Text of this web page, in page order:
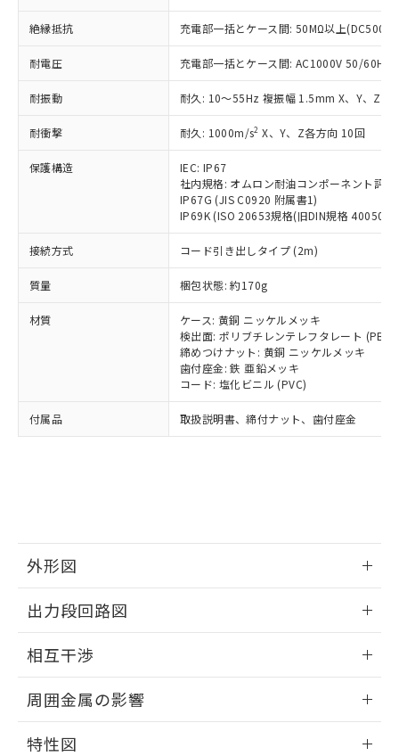
絶縁抵抗 充電部一括とケース間: 50MΩ以上(DC500V
耐電圧 充電部一括とケース間: AC1000V 50/60Hz
耐振動 耐久: 10～55Hz 複振幅 1.5mm X、Y、Z各
耐衝撃 耐久: 1000m/s2 X、Y、Z各方向 10回
保護構造
IEC: IP67
社内規格: オムロン耐油コンポーネント評
IP67G (JIS C0920 附属書1)
IP69K (ISO 20653規格(旧DIN規格 40050
接続方式 コード引き出しタイプ (2m)
質量 梱包状態: 約170g
材質
ケース: 黄銅 ニッケルメッキ
検出面: ポリブチレンテレフタレート (PBT)
締めつけナット: 黄銅 ニッケルメッキ
歯付座金: 鉄 亜鉛メッキ
コード: 塩化ビニル (PVC)
付属品 取扱説明書、締付ナット、歯付座金
外形図
外形図
出力段回路図
出力段回路図
相互干渉
相互干渉
周囲金属の影響
特性図
ことをご了承ください。
在庫状況および標準価格照会結果は、
記載している更新日時点での社内デー
タに基づき作成されるものであり、閲
覧された時点での実際の在庫および標
準価格とは異なる場合があることをご
了承ください。
正式な納期状況および標準価格はお客
様のお取引先、またはお客様担当のオ
ムロン制御機器販売店・当社販売員に
ご相談ください。
オムロン制御機器販売店や当社販売拠
販売ネットワーク
」をご確認
在庫状況および標準価格結果を当社の
事前の承諾なく第三者に漏洩または開
示しないようお願いします。
マイパーツ機能（部品リスト作成サー
ビス）をご利用いただくには、I-Web
メンバーズにご登録されている必要が
お客様が当ウェブサイト上で当社にご
登録された部品リストについて、当社
の共同利用に関して"
の「1.共同利
いたものが、含有品と判明した場合などや
むを得ず変更することがあります。
*EU RoHS指令（10物質）：
鉛(Pb) 1000ppm以下、 水銀(Hg) 1000ppm以下、 カド
ミウム(Cd) 100ppm以下、
六価クロム(Cr(Ⅵ)) 1000ppm以下、ポリ臭化ビフェニル
類(PBB) 1000ppm以下、ポリ臭化ジフェニルエーテル類
(PBDE) 1000ppm以下、フタル酸ビス(2-エチルヘキシ
ル) (DEHP)(別名：DOP) 1000ppm以下、フタル酸ブチ
ルベンジル（BBP） 1000ppm以下、フタル酸ジブチル
（DBP） 1000ppm以下、フタル酸ジイソブチル
但し、RoHS指令で産業用監視および制御機器に対する
フタル酸エステル類の４物質については閾値を超える意
部品在庫の切り替え状況などにより、予定
月が前後することがあります。
※3 非含有証明書ダウンロード
※本証明書は発行日時点で非含有を証明す
るもので、過去に遡って非含有を証明する
ものではありません。
また、RoHS指令のフタル酸エステル類４
物質の対応では、対応完了までの期間は出
荷製品に未対応品が混在することから備考
欄に対応日を記載しておりました。
していることから、特段のことがない限
り、2022年1月12日より割愛しておりま
す。
基準値を超えていることを示します。
「－」：未確認です。当社販売部門へお問
い合わせください。
*中国RoHS10物質の基準値 (GB/T26572)：
Pb(鉛) :1000ppm、 Hg(水銀) : 1000ppm、 Cd(カドミウ
Cr(Ⅵ)(六価クロム) : 1000ppm、 PBBs(ポリ臭化ビフェ
ニル類) : 1000ppm、 PBDEs(ポリ臭化ジフェニルエーテ
DBP(フタル酸ジブチル) : 1000ppm、 DIBP(フタル酸ジ
イソブチル) : 1000ppm、 BBP(フタル酸ブチルベンジ
DEHP(フタル酸ビス(2-エチルヘキシル)) : 1000ppm
※2 環境保護使用期限
「ｅ」：有害物質（10物質）のすべてが基
準値以下であることを示します。
「10」：通常の使用状況下において有害物
質が外部に漏えいし、環境に深刻な影響を
及ぼさない年数を意味します。
「－」：未確認です。当社販売部門へお問
い合わせください。
当社は、これら貴社製品のうち、外国
為替および外国貿易法に定める商品
（以下｢規制貨物等」という）を輸出
または国外への提供する場合は、日本
国政府の輸出許可(または役務取引許
可)を取得するなどの必要な手続きを
当社は規制貨物を破棄する場合は、完
全に破砕するなど、違法に輸出されな
いよう必要な手段を講じます。
当社は貴社製品を、核兵器、ミサイ
ル、化学兵器、生物兵器またはその他
武器並びにこれらの製造装置等に一切
使用いたしません。
当社は、貴社製品を第三者に販売する
場合は、上記1、2および3の内容を当
該第三者に通知します。また当社は、
販売先および販売に係わる関係者が違
法に輸出するおそれがある場合は、取
り引きをいたしません。
一定数以上の在庫あり
一定数には満たないが在庫あり
在庫なし(最新の在庫状況につ
いては、お客様のお取引先、ま
たはお客様担当のオムロン制御
機器販売店・当社販売員にご確
認ください)
受注生産機種、また在庫状況の
情報を公開していない機種